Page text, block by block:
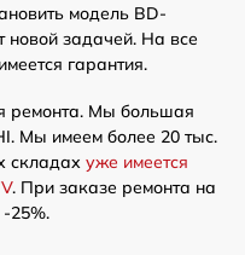
модель BD-
новой задачей. На все
гарантия.
ремонта. Мы большая
Мы имеем более 20 тыс.
складах уже имеется
. При заказе ремонта на
-25%.